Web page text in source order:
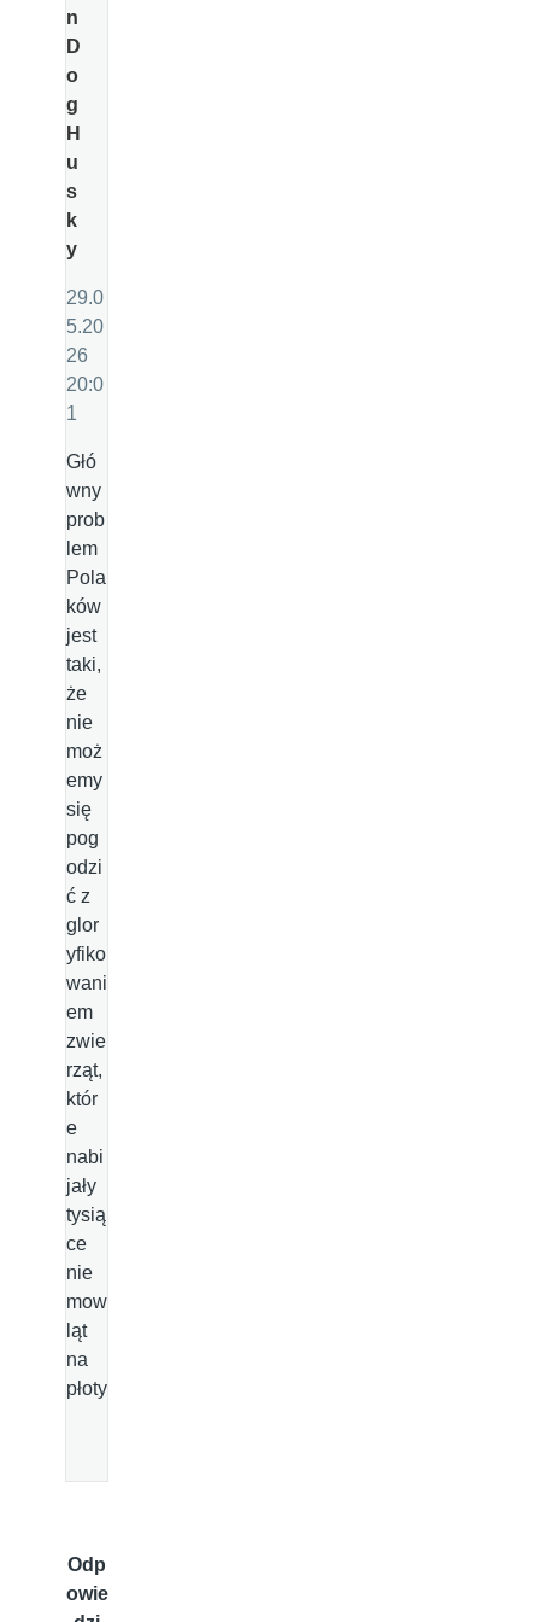
n
D
o
g
H
u
s
k
y
29.0
5.20
26
20:0
1
Głó
wny
prob
lem
Pola
ków
jest
taki,
że
nie
moż
emy
się
pog
odzi
ć z
glor
yfiko
wani
em
zwie
rząt,
któr
e
nabi
jały
tysią
ce
nie
mow
ląt
na
płoty
Odp
owie